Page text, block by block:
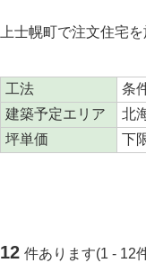
上士幌町で注文住宅
工法
条
建築予定エリア
北
坪単価
下
12 件あります(1 - 12